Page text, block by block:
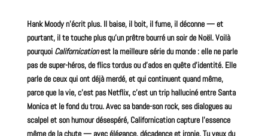
Hank Moody n’écrit plus. Il baise, il boit, il fume, il déconne — et
pourtant, il te touche plus qu’un prêtre bourré un soir de Noël. Voilà
pourquoi Californicationest la meilleure série du monde : elle ne parle
pas de super-héros, de flics tordus ou d’ados en quête d’identité. Elle
parle de ceux qui ont déjà merdé, et qui continuent quand même,
parce que la vie, c’est pasNetflix, c’est un trip halluciné entre Santa
Monica et le fond du trou. Avec sabande-son rock, ses dialogues au
scalpel et son humour désespéré, Californication capture l’essence
même de la chute — avec élégance, décadence et ironie. Tu veux du